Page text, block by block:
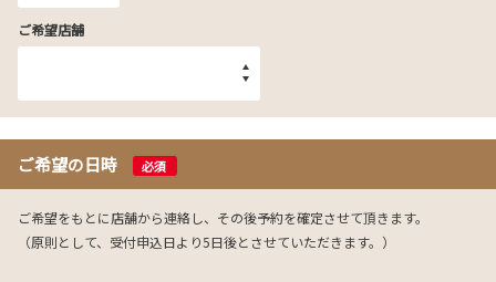
ご希望店舗
ご希望の日時 必須
ご希望をもとに店舗から連絡し、その後予約を確定させて頂きます。
（原則として、受付申込日より5日後とさせていただきます。）